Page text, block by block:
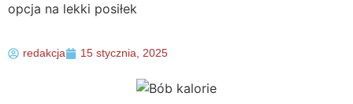
opcja na lekki posiłek
redakcja 15 stycznia, 2025